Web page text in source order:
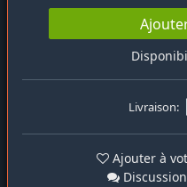
Livraison:
Ajouter à